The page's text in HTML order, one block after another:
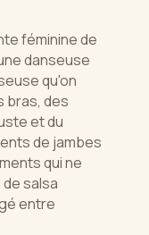
féminine de
danseuse
qu'on
bras, des
et du
de jambes
qui ne
salsa
entre